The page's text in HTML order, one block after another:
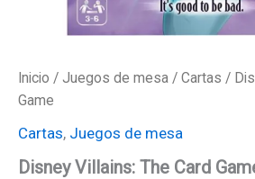
Inicio / Juegos de mesa / Cartas /
Game
Cartas, Juegos de mesa
Disney Villains: The Card